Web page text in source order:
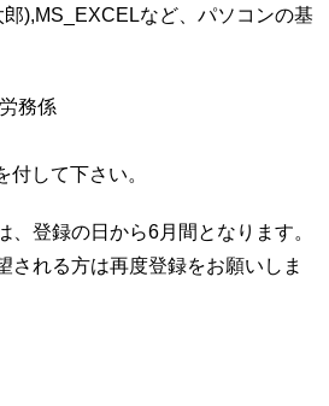
),MS_EXCELなど、パソコンの基
務係
して下さい。
登録の日から6月間となります。
される方は再度登録をお願いしま